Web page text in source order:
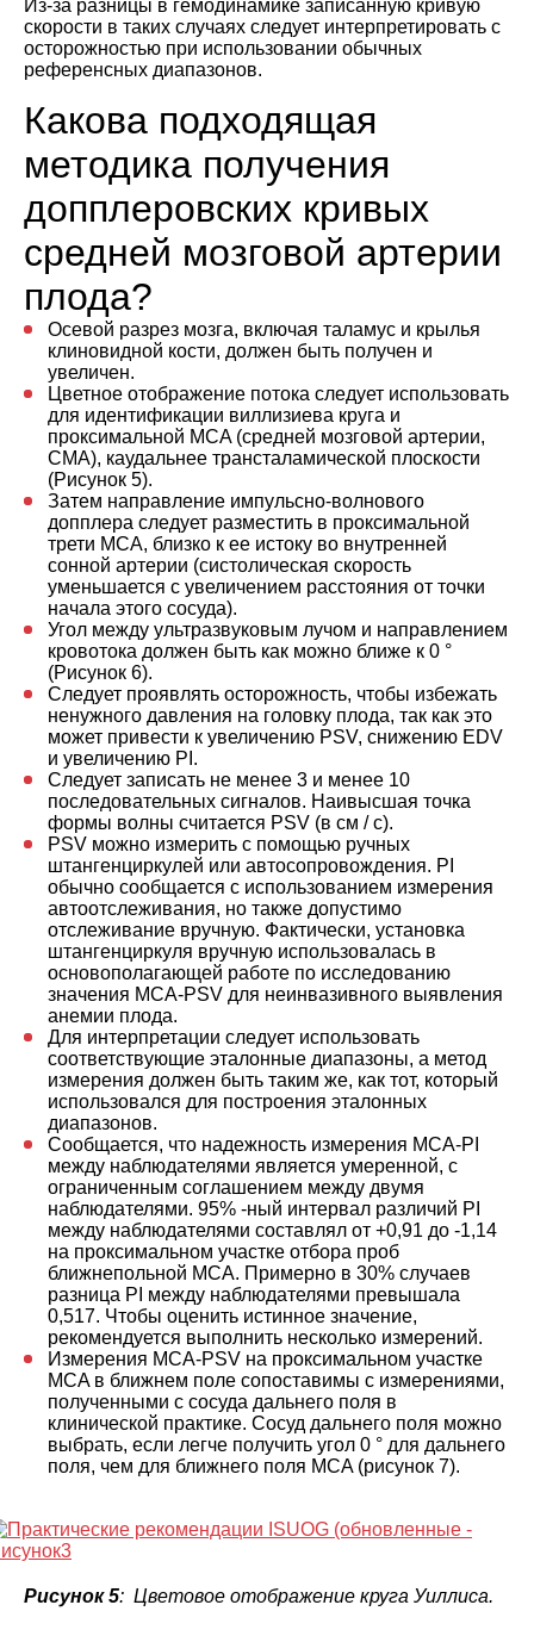
Из-за разницы в гемодинамике записанную кривую
скорости в таких случаях следует интерпретировать с
осторожностью при использовании обычных
референсных диапазонов.
Какова подходящая
методика получения
допплеровских кривых
средней мозговой артерии
плода?
Осевой разрез мозга, включая таламус и крылья
клиновидной кости, должен быть получен и
увеличен.
Цветное отображение потока следует использовать
для идентификации виллизиева круга и
проксимальной MCA (средней мозговой артерии,
СМА), каудальнее трансталамической плоскости
(Рисунок 5).
Затем направление импульсно-волнового
допплера следует разместить в проксимальной
трети MCA, близко к ее истоку во внутренней
сонной артерии (систолическая скорость
уменьшается с увеличением расстояния от точки
начала этого сосуда).
Угол между ультразвуковым лучом и направлением
кровотока должен быть как можно ближе к 0 °
(Рисунок 6).
Следует проявлять осторожность, чтобы избежать
ненужного давления на головку плода, так как это
может привести к увеличению PSV, снижению EDV
и увеличению PI.
Следует записать не менее 3 и менее 10
последовательных сигналов. Наивысшая точка
формы волны считается PSV (в см / с).
PSV можно измерить с помощью ручных
штангенциркулей или автосопровождения. PI
обычно сообщается с использованием измерения
автоотслеживания, но также допустимо
отслеживание вручную. Фактически, установка
штангенциркуля вручную использовалась в
основополагающей работе по исследованию
значения MCA-PSV для неинвазивного выявления
анемии плода.
Для интерпретации следует использовать
соответствующие эталонные диапазоны, а метод
измерения должен быть таким же, как тот, который
использовался для построения эталонных
диапазонов.
Сообщается, что надежность измерения MCA-PI
между наблюдателями является умеренной, с
ограниченным соглашением между двумя
наблюдателями. 95% -ный интервал различий PI
между наблюдателями составлял от +0,91 до -1,14
на проксимальном участке отбора проб
ближнепольной MCA. Примерно в 30% случаев
разница PI между наблюдателями превышала
0,517. Чтобы оценить истинное значение,
рекомендуется выполнить несколько измерений.
Измерения MCA-PSV на проксимальном участке
MCA в ближнем поле сопоставимы с измерениями,
полученными с сосуда дальнего поля в
клинической практике. Сосуд дальнего поля можно
выбрать, если легче получить угол 0 ° для дальнего
поля, чем для ближнего поля MCA (рисунок 7).
Рисунок 5: Цветовое отображение круга Уиллиса.